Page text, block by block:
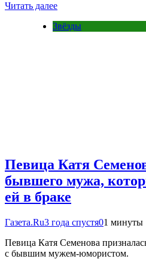
Читать далее
Звёзды
Певица Катя
бывшего мужа,
ей в браке
Газета.Ru3 года спустя01 минуты
Певица Катя Семенова
с бывшим мужем-юмористом.